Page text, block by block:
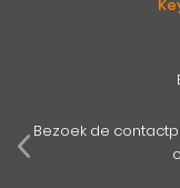
Bezoek de